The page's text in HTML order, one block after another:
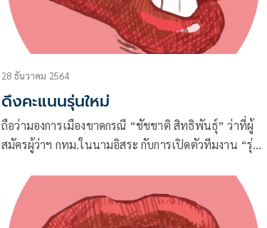
28 ธันวาคม 2564
ดึงคะแนนรุ่นใหม่
ถือว่ามองการเมืองขาดกรณี “ชัชชาติ สิทธิพันธุ์” ว่าที่ผู้
สมัครผู้ว่าฯ กทม.ในนามอิสระ กับการเปิดตัวทีมงาน “รุ่น